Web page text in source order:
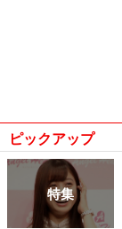
ピックアップ
特集